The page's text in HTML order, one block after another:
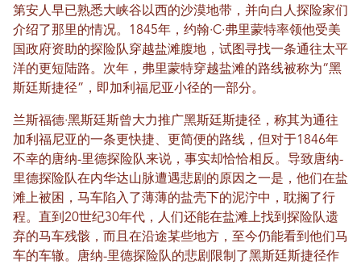
第安人早已熟悉大峡谷以西的沙漠地带，并向白人探险家们
介绍了那里的情况。1845年，约翰·C·弗里蒙特率领他受美
国政府资助的探险队穿越盐滩腹地，试图寻找一条通往太平
洋的更短陆路。次年，弗里蒙特穿越盐滩的路线被称为“黑
斯廷斯捷径”，即加利福尼亚小径的一部分。
兰斯福德·黑斯廷斯曾大力推广黑斯廷斯捷径，称其为通往
加利福尼亚的一条更快捷、更简便的路线，但对于1846年
不幸的唐纳-里德探险队来说，事实却恰恰相反。导致唐纳-
里德探险队在内华达山脉遭遇悲剧的原因之一是，他们在盐
滩上被困，马车陷入了薄薄的盐壳下的泥泞中，耽搁了行
程。直到20世纪30年代，人们还能在盐滩上找到探险队遗
弃的马车残骸，而且在沿途某些地方，至今仍能看到他们马
车的车辙。唐纳-里德探险队的悲剧限制了黑斯廷斯捷径作